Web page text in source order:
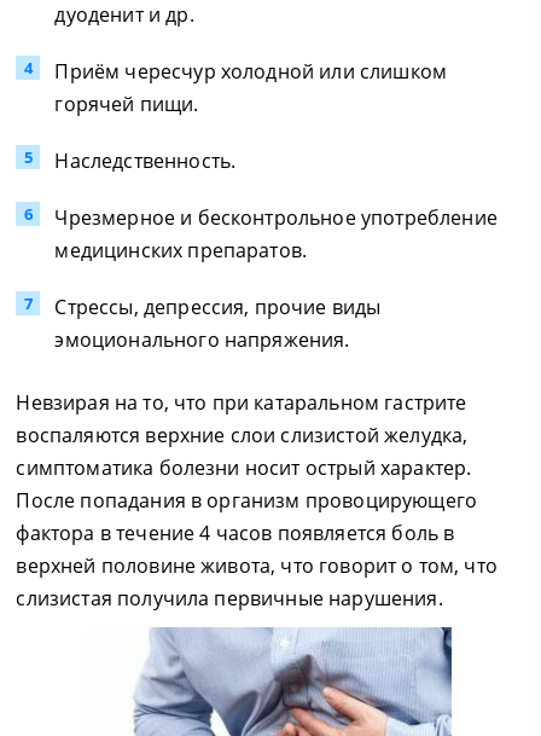
дуоденит и др.
Приём чересчур холодной или слишком
горячей пищи.
Наследственность.
Чрезмерное и бесконтрольное употребление
медицинских препаратов.
Стрессы, депрессия, прочие виды
эмоционального напряжения.
Невзирая на то, что при катаральном гастрите
воспаляются верхние слои слизистой желудка,
симптоматика болезни носит острый характер.
После попадания в организм провоцирующего
фактора в течение 4 часов появляется боль в
верхней половине живота, что говорит о том, что
слизистая получила первичные нарушения.